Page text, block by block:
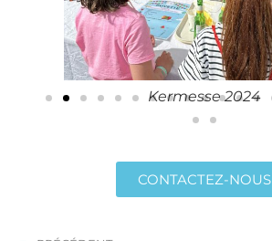
Kermesse 2024
CONTACTEZ-NOUS